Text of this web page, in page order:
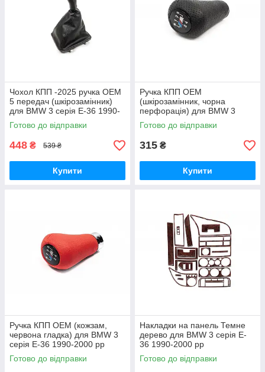
Чохол КПП -2025 ручка OEM
5 передач (шкірозамінник)
для BMW 3 серія E-36 1990-
2000 рр
Готово до відправки
448 ₴ 539 ₴
Купити
Ручка КПП ОЕМ
(шкірозамінник, чорна
перфорація) для BMW 3
серія E-36 1990-2000 рр
Готово до відправки
315 ₴
Купити
Ручка КПП ОЕМ (кожзам,
червона гладка) для BMW 3
серія E-36 1990-2000 рр
Готово до відправки
Накладки на панель Темне
дерево для BMW 3 серія E-
36 1990-2000 рр
Готово до відправки